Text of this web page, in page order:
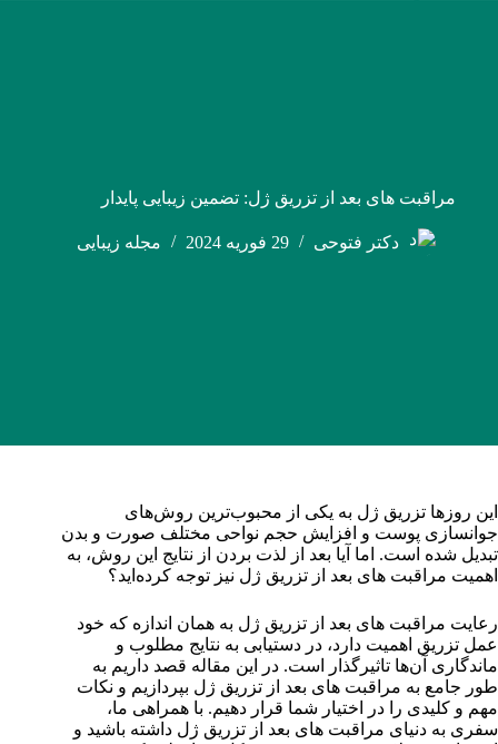
مراقبت های بعد از تزریق ژل: تضمین زیبایی پایدار
دکتر فتوحی 29 فوریه 2024 مجله زیبایی
این روزها تزریق ژل به یکی از محبوب‌ترین روش‌های
جوانسازی پوست و افزایش حجم نواحی مختلف صورت و بدن
تبدیل شده است. اما آیا بعد از لذت بردن از نتایج این روش، به
اهمیت مراقبت های بعد از تزریق ژل نیز توجه کرده‌اید؟
رعایت مراقبت های بعد از تزریق ژل به همان اندازه که خود
عمل تزریق اهمیت دارد، در دستیابی به نتایج مطلوب و
ماندگاری آن‌ها تاثیرگذار است. در این مقاله قصد داریم به
طور جامع به مراقبت های بعد از تزریق ژل بپردازیم و نکات
مهم و کلیدی را در اختیار شما قرار دهیم. با همراهی ما،
سفری به دنیای مراقبت های بعد از تزریق ژل داشته باشید و